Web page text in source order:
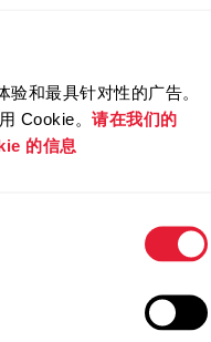
和最具针对性的广告。
Cookie。 请在我们的
的信息